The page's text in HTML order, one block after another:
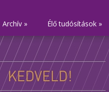
Archív » Élő tudósítások »